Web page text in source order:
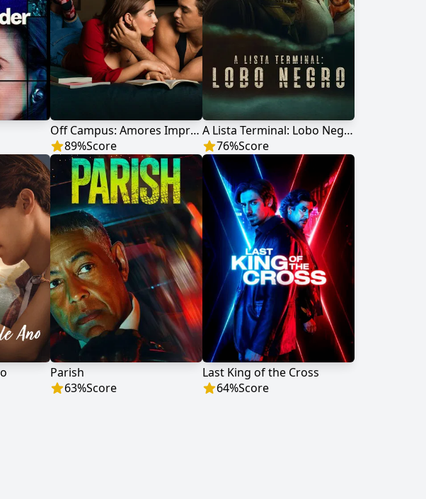
Off Campus: Amores Improváveis
89%Score
A Lista Terminal: Lobo Negro
76%Score
Parish
63%Score
Last King of the Cross
64%Score